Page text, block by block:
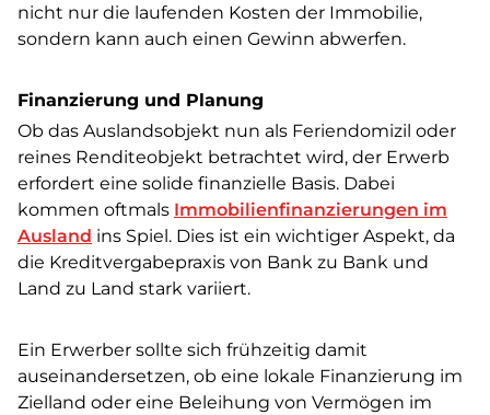
nicht nur die laufenden Kosten der Immobilie,
sondern kann auch einen Gewinn abwerfen.
Finanzierung und Planung
Ob das Auslandsobjekt nun als Feriendomizil oder
reines Renditeobjekt betrachtet wird, der Erwerb
erfordert eine solide finanzielle Basis. Dabei
kommen oftmals Immobilienfinanzierungen im
Ausland ins Spiel. Dies ist ein wichtiger Aspekt, da
die Kreditvergabepraxis von Bank zu Bank und
Land zu Land stark variiert.
Ein Erwerber sollte sich frühzeitig damit
auseinandersetzen, ob eine lokale Finanzierung im
Zielland oder eine Beleihung von Vermögen im